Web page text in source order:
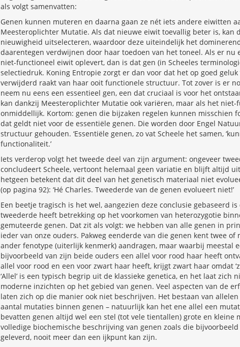
als volgt samenvatten:
Genen kunnen muteren en daarna gaan ze nét iets andere eiwitten
Meesteroplichter Mutatie. Als dat nieuwe eiwit toevallig beter is, kan
nieuwigheid uitselecteren, waardoor deze uiteindelijk het
daarentegen verdwijnen door haar toedoen van het toneel. Als er
niet-functioneel eiwit oplevert, dan is dat gen (in Scheeles
selectiedruk. Koning Entropie zorgt er dan voor dat het op goed
verwijderd raakt van haar ooit functionele structuur. Tot zover is er
neem nu eens een essentieel gen, een dat cruciaal is voor het
kan dankzij Meesteroplichter Mutatie ook variëren, maar als het
onmiddellijk. Kortom: genen die bijzaken regelen kunnen misschien
dat geldt niet voor de essentiële genen. Die worden door Engel
structuur gehouden. ‘Essentiële genen, zo vat Scheele het samen,
functionaliteit.’
Iets verderop volgt het tweede deel van zijn argument: ongeveer
concludeert Scheele, vertoont helemaal geen variatie en blijft altijd
hetgeen betekent dat dit deel van het genetisch materiaal niet
(op pagina 92): ‘Hé Charles. Tweederde van de genen evolueert niet!’
Een beetje tragisch is het wel, aangezien deze conclusie gebaseerd
tweederde heeft betrekking op het voorkomen van heterozygotie
gemuteerde genen. Dat zit als volgt: we hebben van alle genen in
ieder van onze ouders. Pakweg eenderde van die genen kent twee of
ander fenotype (uiterlijk kenmerk) aandragen, maar waarbij meestal
bijvoorbeeld van zijn beide ouders een allel voor rood haar heeft
allel voor rood en een voor zwart haar heeft, krijgt zwart haar omdat
‘Allel’ is een typisch begrip uit de klassieke genetica, en het laat zich
moderne inzichten op het gebied van genen. Veel aspecten van de
laten zich op die manier ook niet beschrijven. Het bestaan van
aantal mutaties binnen genen – natuurlijk kan het ene allel een
bevatten genen altijd wel een stel (tot vele tientallen) grote en kleine
volledige biochemische beschrijving van genen zoals die
geleverd, nooit meer dan een ijkpunt kan zijn.